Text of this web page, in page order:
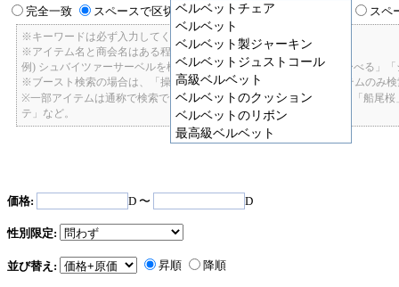
ベルベットチェア
ベルベット
ベルベット製ジャーキン
ベルベットジュストコール
高級ベルベット
ベルベットのクッション
ベルベットのリボン
最高級ベルベット
完全一致
スペースで区切ったキーワードのいずれかを含む スペ
※キーワードは必ず入力してください。
※アイテム名と商会名はある程度曖昧に検索できます。
例) シュバイツァーサーベルを検索したい場合: 「しゅばいつあーさーべる」
※ブースト検索の場合は、「操舵+2」で検索すると、操舵+2のアイテムのみ
※一部アイテムは通称で検索できます。「カテ1」「C1」「ロット1」「船尾
テ」など。
価格: D 〜 D
性別限定:
並び替え: 昇順 降順